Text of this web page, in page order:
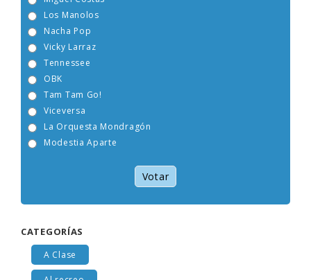
Miguel Costas
Nacha Pop
Vicky Larraz
La Orquesta Mondragón
Modestia Aparte
Votar
A Clase